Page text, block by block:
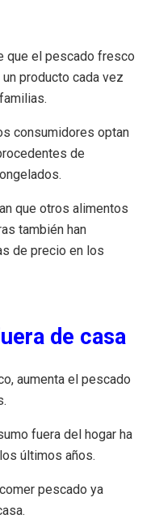
que el pescado fresco
producto cada vez
consumidores optan
de
que otros alimentos
también han
de precio en los
de casa
aumenta el pescado
fuera del hogar ha
últimos años.
pescado ya